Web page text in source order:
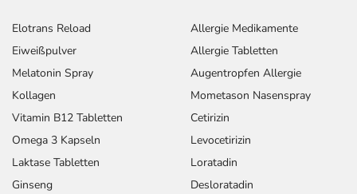
Elotrans Reload
Eiweißpulver
Melatonin Spray
Kollagen
Vitamin B12 Tabletten
Omega 3 Kapseln
Laktase Tabletten
Ginseng
Allergie Medikamente
Allergie Tabletten
Augentropfen Allergie
Mometason Nasenspray
Cetirizin
Levocetirizin
Loratadin
Desloratadin